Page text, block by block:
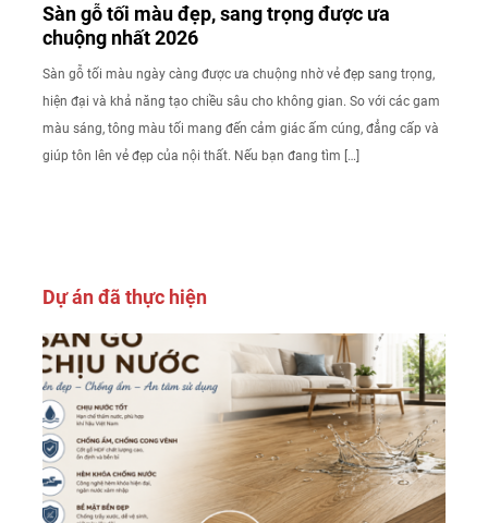
Sàn gỗ tối màu đẹp, sang trọng được ưa
chuộng nhất 2026
Sàn gỗ tối màu ngày càng được ưa chuộng nhờ vẻ đẹp sang trọng,
hiện đại và khả năng tạo chiều sâu cho không gian. So với các gam
màu sáng, tông màu tối mang đến cảm giác ấm cúng, đẳng cấp và
giúp tôn lên vẻ đẹp của nội thất. Nếu bạn đang tìm […]
Dự án đã thực hiện